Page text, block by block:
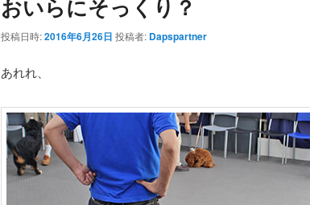
おいらにそっくり？
投稿日時:2016年6月26日 投稿者: Dapspartner
あれれ、